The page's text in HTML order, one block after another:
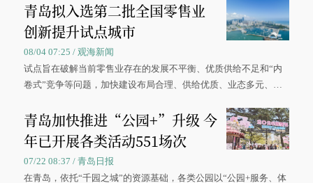
青岛拟入选第二批全国零售业
创新提升试点城市
08/04 07:25 / 观海新闻
试点旨在破解当前零售业存在的发展不平衡、优质供给不足和“内
卷式”竞争等问题，加快建设布局合理、供给优质、业态多元、智
青岛加快推进“公园+”升级 今
年已开展各类活动551场次
07/22 08:37 / 青岛日报
在青岛，依托“千园之城”的资源基础，各类公园以“公园+服务、体